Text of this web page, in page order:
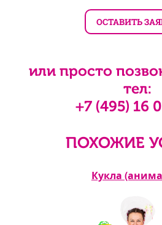
или просто
тел:
+7 (495) 16
ПОХОЖИЕ
Кукла